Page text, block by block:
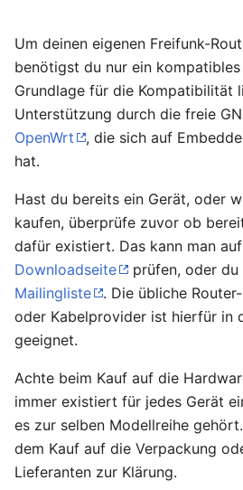
Um deinen eigenen Freifunk-
benötigst du nur ein
Grundlage für die Kompatibilität
Unterstützung durch die freie
OpenWrt
, die sich auf
hat.
Hast du bereits ein Gerät, oder
kaufen, überprüfe zuvor ob
dafür existiert. Das kann man
Downloadseite
prüfen, oder
Mailingliste
. Die übliche
oder Kabelprovider ist hierfür in
geeignet.
Achte beim Kauf auf die
immer existiert für jedes Gerät
es zur selben Modellreihe
dem Kauf auf die Verpackung
Lieferanten zur Klärung.